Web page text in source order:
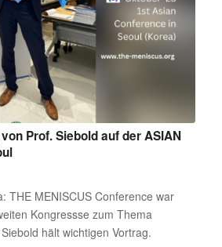
Prof. Siebold auf der ASIAN
THE MENISCUS Conference war
Kongressse zum Thema
hält wichtigen Vortrag.